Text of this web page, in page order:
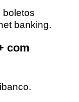
boletos
banking.
com